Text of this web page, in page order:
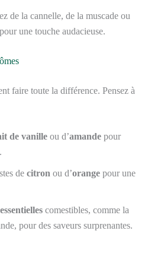
de la cannelle, de la muscade ou
une touche audacieuse.
faire toute la différence. Pensez à
de vanille ou d’amande pour
de citron ou d’orange pour une
comestibles, comme la
pour des saveurs surprenantes.